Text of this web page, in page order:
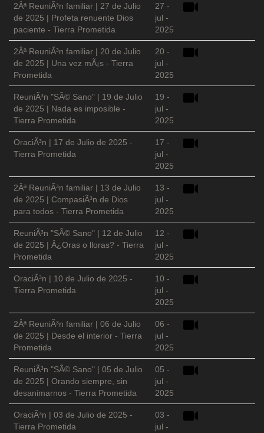
2Âª ReuniÃ³n familiar | 27 de Julio
de 2025 | Profeta renuente Dios
paciente - Tierra Prometida
27 -
jul -
2025
2Âª ReuniÃ³n familiar | 20 de Julio
de 2025 | Una vez mÃ¡s - Tierra
Prometida
20 -
jul -
2025
ReuniÃ³n "SÃ© Sano" | 19 de Julio
de 2025 | Nada es imposible -
Tierra Prometida
19 -
jul -
2025
OraciÃ³n | 17 de Julio de 2025 -
Tierra Prometida
17 -
jul -
2025
2Âª ReuniÃ³n familiar | 13 de Julio
de 2025 | CompasiÃ³n de Dios
para todos - Tierra Prometida
13 -
jul -
2025
ReuniÃ³n "SÃ© Sano" | 12 de Julio
de 2025 | Â¿Oras o lloras? - Tierra
Prometida
12 -
jul -
2025
OraciÃ³n | 10 de Julio de 2025 -
Tierra Prometida
10 -
jul -
2025
2Âª ReuniÃ³n familiar | 06 de Julio
de 2025 | Desde el interior - Tierra
Prometida
06 -
jul -
2025
ReuniÃ³n "SÃ© Sano" | 05 de Julio
de 2025 | Orando siempre, sin
desanimarnos - Tierra Prometida
05 -
jul -
2025
OraciÃ³n | 03 de Julio de 2025 -
Tierra Prometida
03 -
jul -